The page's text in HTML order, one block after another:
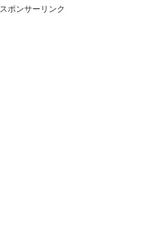
スポンサーリンク